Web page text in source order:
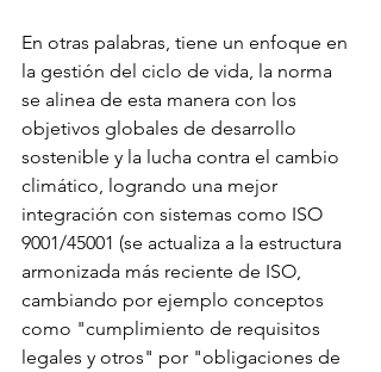
En otras palabras, tiene un enfoque en
la gestión del ciclo de vida, la norma
se alinea de esta manera con los
objetivos globales de desarrollo
sostenible y la lucha contra el cambio
climático, logrando una mejor
integración con sistemas como ISO
9001/45001 (se actualiza a la estructura
armonizada más reciente de ISO,
cambiando por ejemplo conceptos
como "cumplimiento de requisitos
legales y otros" por "obligaciones de